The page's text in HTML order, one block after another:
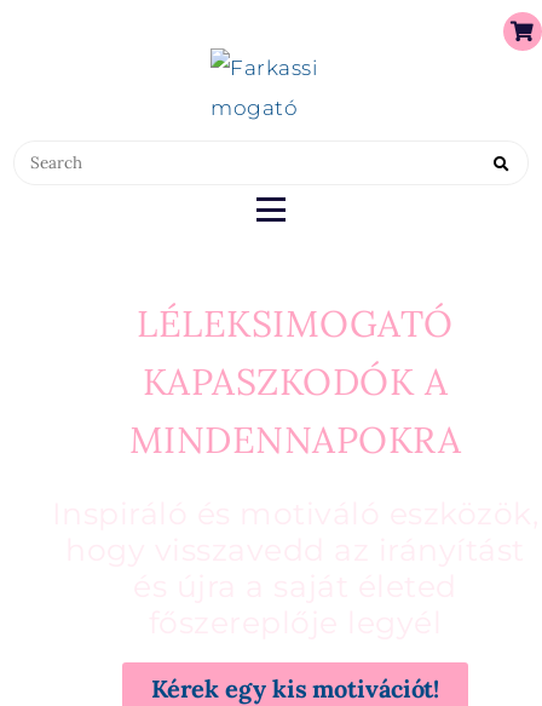
FARKASSIMOGATÓ
FARKASSIMOGATÓ
LÉLEKSIMOGATÓ
KAPASZKODÓK A
MINDENNAPOKRA
Kérek egy kis motivációt!